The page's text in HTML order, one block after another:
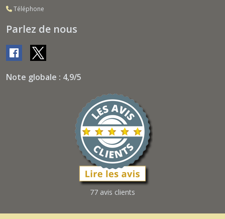
Téléphone
Parlez de nous
Note globale : 4,9/5
77 avis clients